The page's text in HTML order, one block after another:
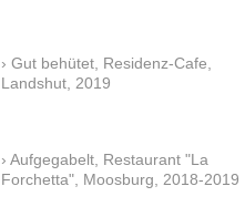
Gut behütet, Residenz-Cafe,
Landshut, 2019
Aufgegabelt, Restaurant "La
Forchetta", Moosburg, 2018-2019